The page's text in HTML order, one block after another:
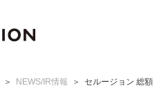
NEWS/IR情報 セルージョン 総